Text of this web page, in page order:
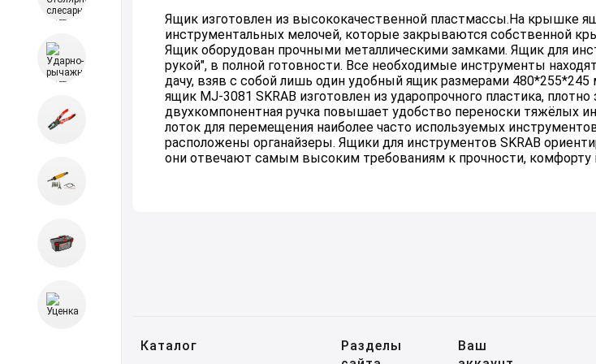
Ящик изготовлен из высококачественной пластмассы.На крышке
инструментальных мелочей, которые закрываются собственной
Ящик оборудован прочными металлическими замками. Ящик для
рукой", в полной готовности. Все необходимые инструменты
дачу, взяв с собой лишь один удобный ящик размерами
ящик MJ-3081 SKRAB изготовлен из ударопрочного пластика,
двухкомпонентная ручка повышает удобство переноски тяжёлых
лоток для перемещения наиболее часто используемых
расположены органайзеры. Ящики для инструментов SKRAB
они отвечают самым высоким требованиям к прочности, комфорту
Каталог
Разделы
Ваш